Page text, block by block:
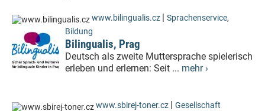
www.bilingualis.cz | Sprachenservice,
Bildung
Bilingualis, Prag
Deutsch als zweite Muttersprache spielerisch
erleben und erlernen: Seit ... mehr ›
www.sbirej-toner.cz | Gesellschaft